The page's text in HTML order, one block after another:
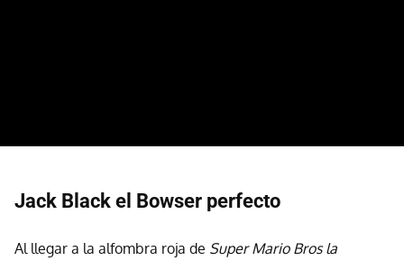
Jack Black el Bowser perfecto
Al llegar a la alfombra roja de Super Mario Bros la